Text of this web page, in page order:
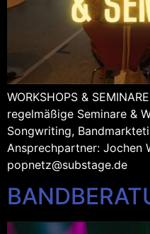
WORKSHOPS &
regelmäßige Seminare &
Songwriting,
Ansprechpartner: Jochen
popnetz@substage.de